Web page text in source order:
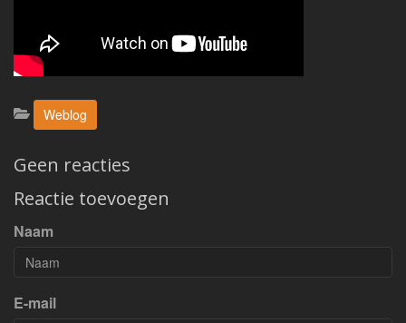
Categorieën:
Weblog
Geen reacties
Reactie toevoegen
Naam
E-mail